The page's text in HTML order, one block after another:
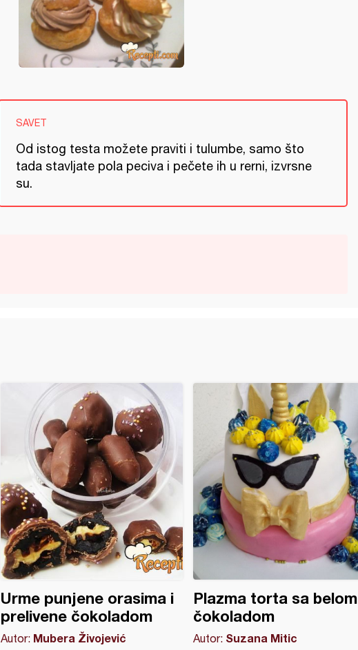
SAVET
Od istog testa možete praviti i tulumbe, samo što
tada stavljate pola peciva i pečete ih u rerni, izvrsne
su.
Urme punjene orasima i
prelivene čokoladom
Autor: Mubera Živojević
Plazma torta sa belom
čokoladom
Autor: Suzana Mitic